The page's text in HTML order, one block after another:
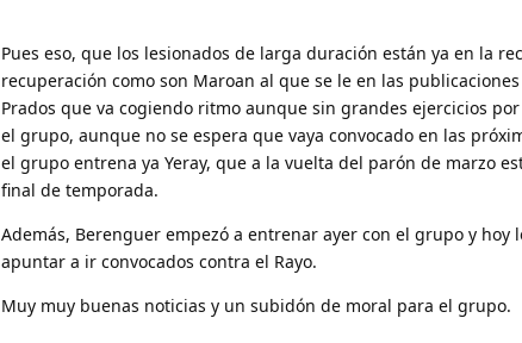
Pues eso, que los lesionados de larga duración están ya en la
recuperación como son Maroan al que se le en las
Prados que va cogiendo ritmo aunque sin grandes ejercicios
el grupo, aunque no se espera que vaya convocado en las
el grupo entrena ya Yeray, que a la vuelta del parón de marzo
final de temporada.
Además, Berenguer empezó a entrenar ayer con el grupo y hoy
apuntar a ir convocados contra el Rayo.
Muy muy buenas noticias y un subidón de moral para el grupo.